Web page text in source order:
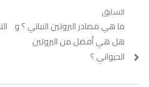
تصفّح
المقالات
السابق
Previous
post:
ما هي مصادر البروتين النباتي ؟ و
هل هي أفضل من البروتين
الحيواني ؟